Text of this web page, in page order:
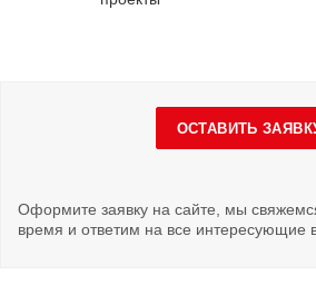
ОСТАВИТЬ
Оформите заявку на сайте, мы
время и ответим на все интересующие